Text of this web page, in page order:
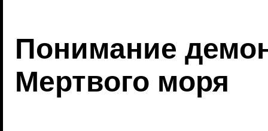
Понимание
Мертвого моря